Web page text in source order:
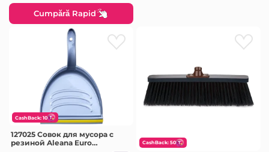
Cumpără Rapid
CashBack: 10
127025 Совок для мусора с
резиной Aleana Euro
CashBack: 50